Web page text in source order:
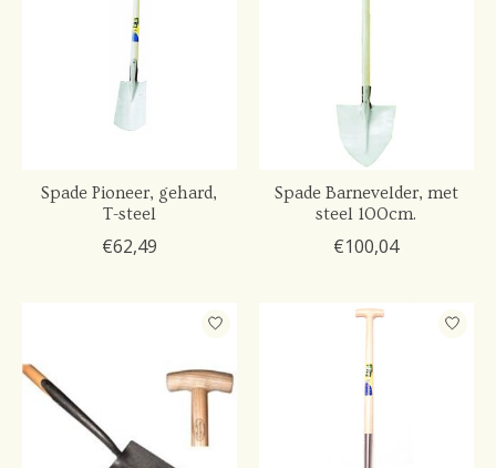
Spade Pioneer, gehard,
T-steel
€62,49
Spade Barnevelder, met
steel 100cm.
€100,04